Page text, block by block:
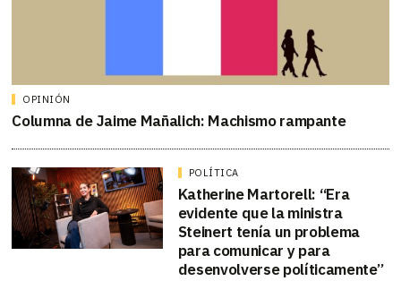
OPINIÓN
Columna de Jaime Mañalich: Machismo rampante
POLÍTICA
Katherine Martorell: “Era
evidente que la ministra
Steinert tenía un problema
para comunicar y para
desenvolverse políticamente”